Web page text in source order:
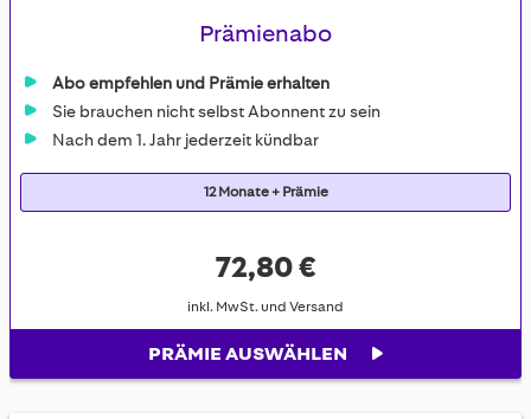
Prämienabo
Abo empfehlen und Prämie erhalten
Sie brauchen nicht selbst Abonnent zu sein
Nach dem 1. Jahr jederzeit kündbar
12 Monate + Prämie
72,80 €
inkl. MwSt. und Versand
PRÄMIE AUSWÄHLEN